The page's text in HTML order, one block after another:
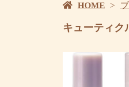
HOME
キューティク